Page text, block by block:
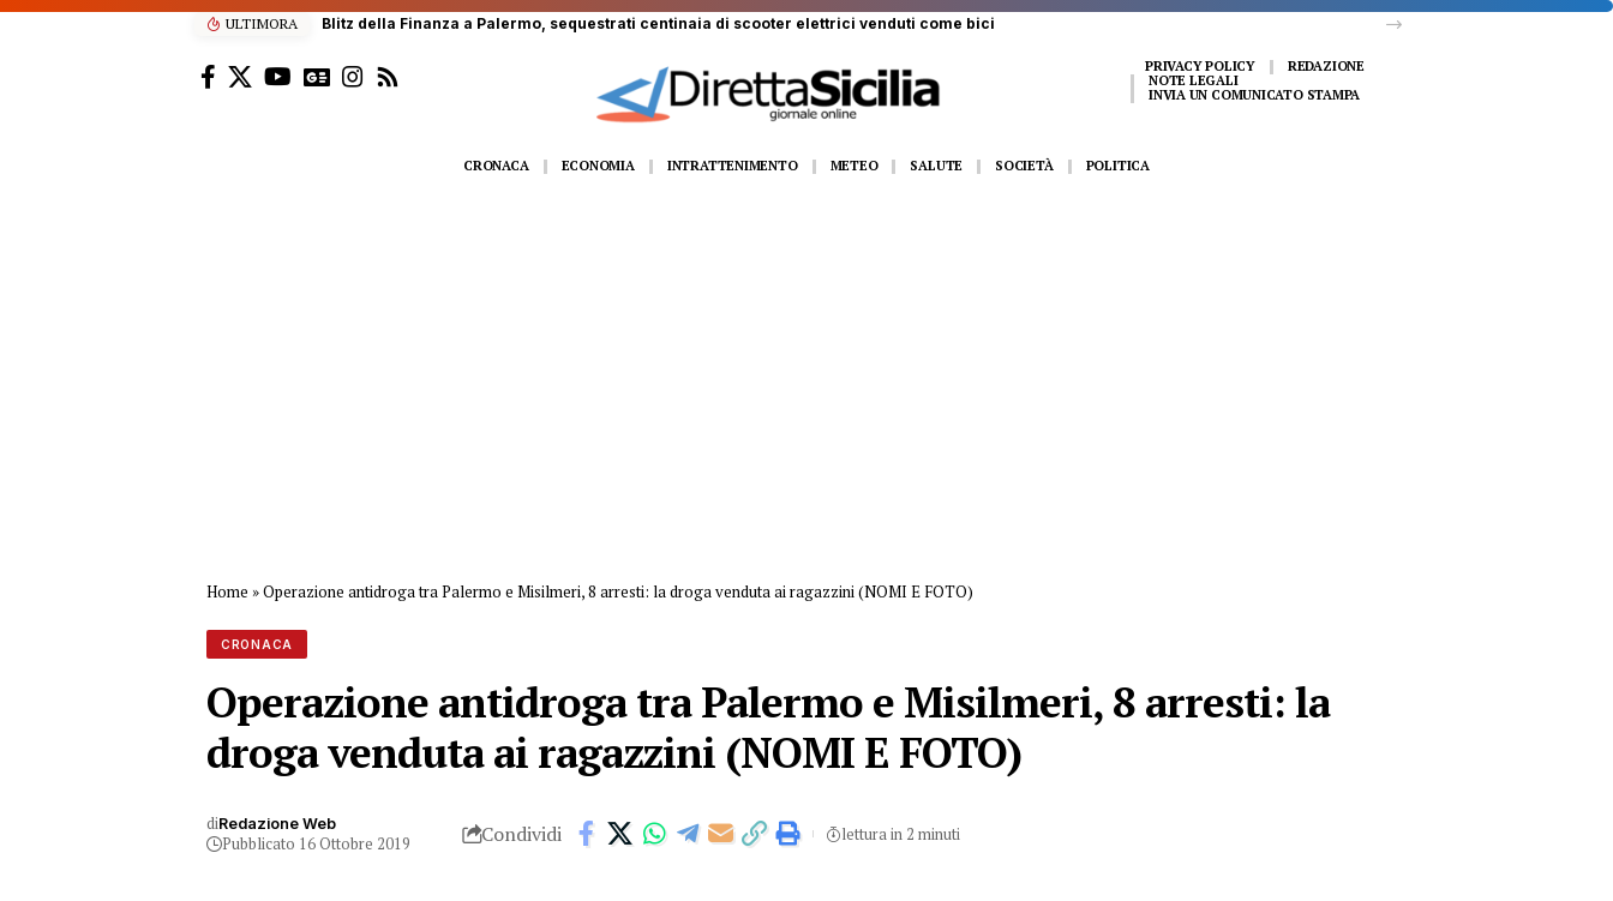
ULTIMORA Scalatore francese di 22 anni ferito a Monte Pellegrino: trasportato a Villa Sofia
PRIVACY POLICY
REDAZIONE
NOTE LEGALI
INVIA UN COMUNICATO STAMPA
CRONACA ECONOMIA INTRATTENIMENTO METEO SALUTE SOCIETÀ POLITICA
Home »Operazione antidroga tra Palermo e Misilmeri, 8 arresti: la droga venduta ai ragazzini (NOMI E FOTO)
CRONACA
Operazione antidroga tra Palermo e Misilmeri, 8 arresti: la
droga venduta ai ragazzini (NOMI E FOTO)
diRedazione Web
Pubblicato 16 Ottobre 2019 Condividi lettura in 2 minuti